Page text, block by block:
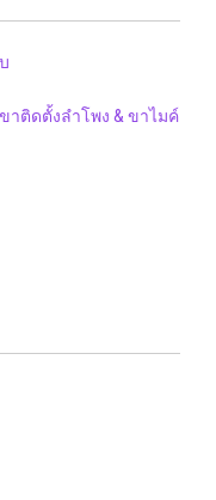
ขาติดตั้งลำโพง & ขาไมค์